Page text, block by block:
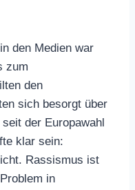
den Medien war
zum
den
sich besorgt über
der Europawahl
klar sein:
Rassismus ist
in